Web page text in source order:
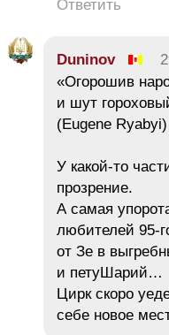
Ответить
Duninov
«Огорошив
и шут
(Eugene Ryabyi)
У какой-то
прозрение.
А самая
любителей 95-
от Зе в
и петуШарий…
Цирк скоро
себе новое